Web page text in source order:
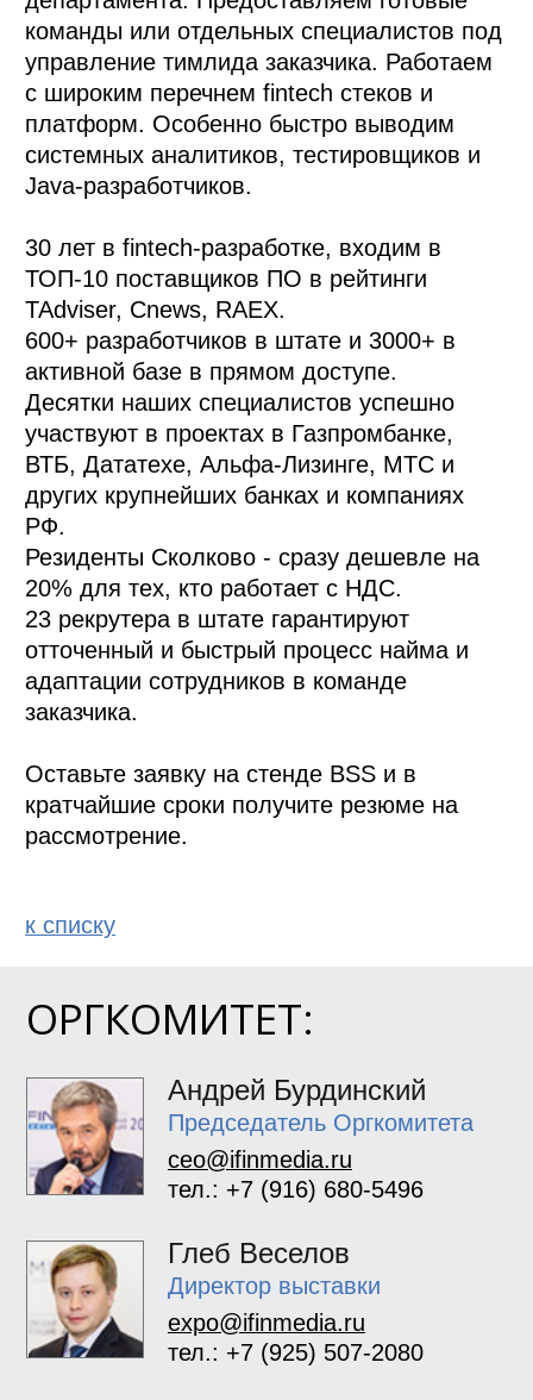
ОРГКОМИТЕТ:
Андрей Бурдинский
Председатель Оргкомитета
ceo@ifinmedia.ru
тел.: +7 (916) 680-5496
Глеб Веселов
Директор выставки
expo@ifinmedia.ru
тел.: +7 (925) 507-2080
команды или отдельных специалистов под
управление тимлида заказчика. Работаем
с широким перечнем fintech стеков и
платформ. Особенно быстро выводим
системных аналитиков, тестировщиков и
Java-разработчиков.
30 лет в fintech-разработке, входим в
ТОП-10 поставщиков ПО в рейтинги
TAdviser, Cnews, RAEX.
600+ разработчиков в штате и 3000+ в
активной базе в прямом доступе.
Десятки наших специалистов успешно
участвуют в проектах в Газпромбанке,
ВТБ, Дататехе, Альфа-Лизинге, МТС и
других крупнейших банках и компаниях
РФ.
Резиденты Сколково - сразу дешевле на
20% для тех, кто работает с НДС.
23 рекрутера в штате гарантируют
отточенный и быстрый процесс найма и
адаптации сотрудников в команде
заказчика.
Оставьте заявку на стенде BSS и в
кратчайшие сроки получите резюме на
рассмотрение.
к спиcку